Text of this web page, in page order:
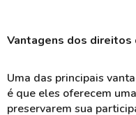
Vantagens dos direitos
Uma das principais
é que eles oferecem
preservarem sua